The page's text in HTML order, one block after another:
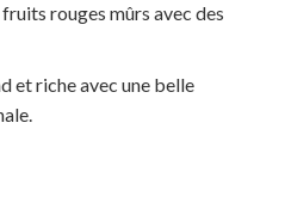
rouges mûrs avec des
et riche avec une belle